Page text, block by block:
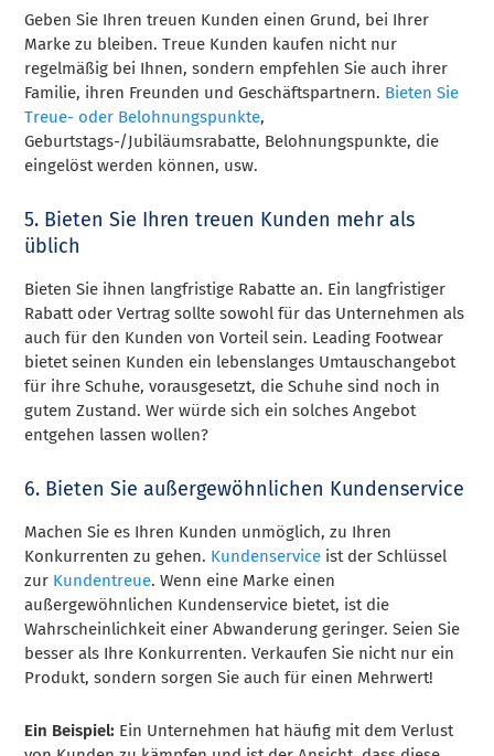
Geben Sie Ihren treuen Kunden einen Grund, bei Ihrer
Marke zu bleiben. Treue Kunden kaufen nicht nur
regelmäßig bei Ihnen, sondern empfehlen Sie auch ihrer
Familie, ihren Freunden und Geschäftspartnern. Bieten Sie
Treue- oder Belohnungspunkte,
Geburtstags-/Jubiläumsrabatte, Belohnungspunkte, die
eingelöst werden können, usw.
5. Bieten Sie Ihren treuen Kunden mehr als
üblich
Bieten Sie ihnen langfristige Rabatte an. Ein langfristiger
Rabatt oder Vertrag sollte sowohl für das Unternehmen als
auch für den Kunden von Vorteil sein. Leading Footwear
bietet seinen Kunden ein lebenslanges Umtauschangebot
für ihre Schuhe, vorausgesetzt, die Schuhe sind noch in
gutem Zustand. Wer würde sich ein solches Angebot
entgehen lassen wollen?
6. Bieten Sie außergewöhnlichen Kundenservice
Machen Sie es Ihren Kunden unmöglich, zu Ihren
Konkurrenten zu gehen. Kundenservice ist der Schlüssel
zur Kundentreue. Wenn eine Marke einen
außergewöhnlichen Kundenservice bietet, ist die
Wahrscheinlichkeit einer Abwanderung geringer. Seien Sie
besser als Ihre Konkurrenten. Verkaufen Sie nicht nur ein
Produkt, sondern sorgen Sie auch für einen Mehrwert!
Ein Beispiel: Ein Unternehmen hat häufig mit dem Verlust